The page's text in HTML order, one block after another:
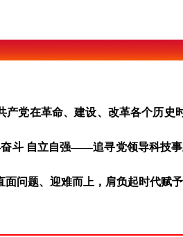
在革命、建设、改革各个历史
斗 自立自强——追寻党领导科技
面问题、迎难而上，肩负起时代赋